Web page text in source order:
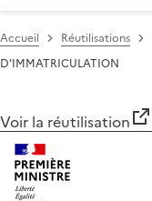
Accueil Réutilisations
D'IMMATRICULATION
Voir la réutilisation